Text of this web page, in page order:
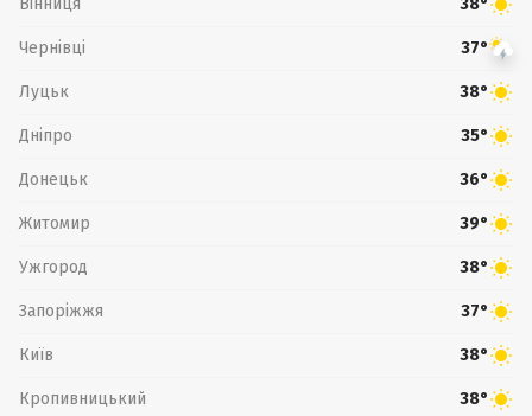
38°
Чернівці 37°
Луцьк 38°
Дніпро 35°
Донецьк 36°
Житомир 39°
Ужгород 38°
Запоріжжя 37°
Київ 38°
Кропивницький 38°